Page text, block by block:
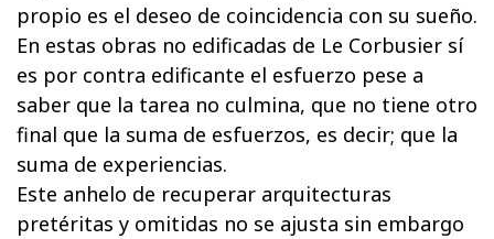
propio es el deseo de coincidencia con su sueño.
En estas obras no edificadas de Le Corbusier sí
es por contra edificante el esfuerzo pese a
saber que la tarea no culmina, que no tiene otro
final que la suma de esfuerzos, es decir; que la
suma de experiencias.
Este anhelo de recuperar arquitecturas
pretéritas y omitidas no se ajusta sin embargo